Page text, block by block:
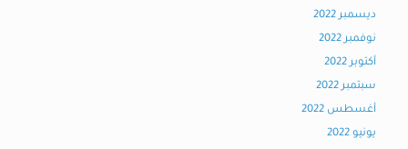
ديسمبر 2022
نوفمبر 2022
أكتوبر 2022
سبتمبر 2022
أغسطس 2022
يونيو 2022